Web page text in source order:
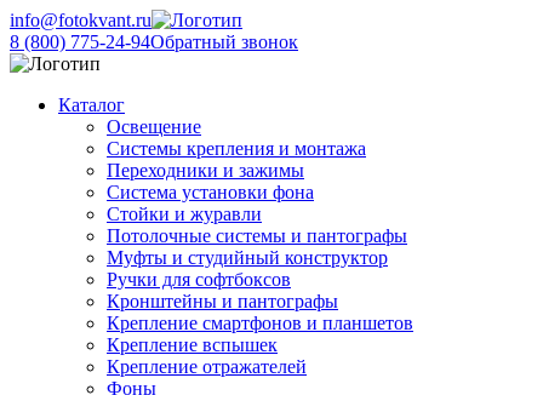
info@fotokvant.ru
8 (800) 775-24-94Обратный звонок
Каталог
Освещение
Системы крепления и монтажа
Переходники и зажимы
Система установки фона
Стойки и журавли
Потолочные системы и пантографы
Муфты и студийный конструктор
Ручки для софтбоксов
Кронштейны и пантографы
Крепление смартфонов и планшетов
Крепление вспышек
Крепление отражателей
Фоны